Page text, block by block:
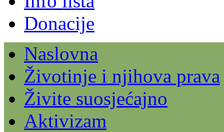
Donacije
Naslovna
Životinje i njihova prava
Živite suosjećajno
Aktivizam